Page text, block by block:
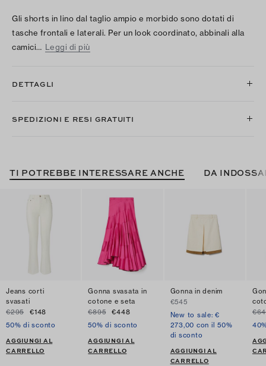
Gli shorts in lino dal taglio ampio e morbido sono dotati di
tasche frontali e laterali. Per un look coordinato, abbinali alla
camici… Leggi di più
DETTAGLI
SPEDIZIONI E RESI GRATUITI
TI POTREBBE INTERESSARE ANCHE DA
Jeans corti
svasati
€295
€148
50% di sconto
AGGIUNGI AL
CARRELLO
Gonna svasata in
cotone e seta
€895
€448
50% di sconto
AGGIUNGI AL
CARRELLO
Gonna in denim
€545
New to sale: €
273,00 con il 50%
di sconto
AGGIUNGI AL
CARRELLO